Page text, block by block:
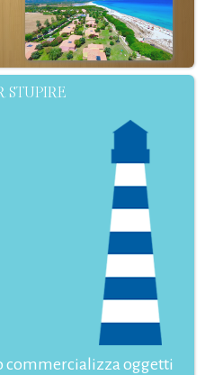
STUPIRE
commercializza oggetti